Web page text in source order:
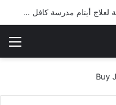
شرطة ميسان تلقي القبض على مطلقي العيارات النارية أثناء تشييع جنائزي في العمارة